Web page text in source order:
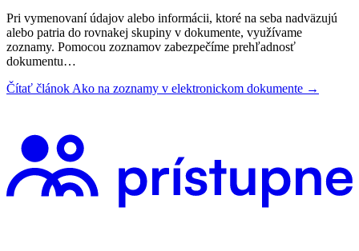
Pri vymenovaní údajov alebo informácii, ktoré na seba nadväzujú
alebo patria do rovnakej skupiny v dokumente, využívame
zoznamy. Pomocou zoznamov zabezpečíme prehľadnosť
dokumentu…
Čítať článok Ako na zoznamy v elektronickom dokumente →